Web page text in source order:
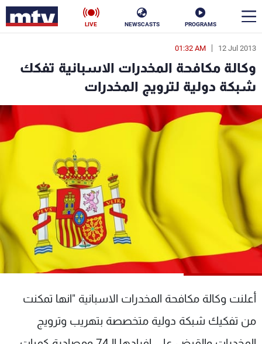
PROGRAMS
NEWSCASTS
LIVE
12 Jul 2013
01:32 AM
وكالة مكافحة المخدرات الاسبانية تفكك
شبكة دولية لترويج المخدرات
أعلنت وكالة مكافحة المخدرات الاسبانية "انها تمكنت
من تفكيك شبكة دولية متخصصة بتهريب وترويج
en
الأخبار
سياسة ناس
إقتصاد
رياضة
كأس العالم
البرامج
جدول البرامج
شاهد البرامج
الترددات
عن MTV
الإنـتـاج
تواصل معنا